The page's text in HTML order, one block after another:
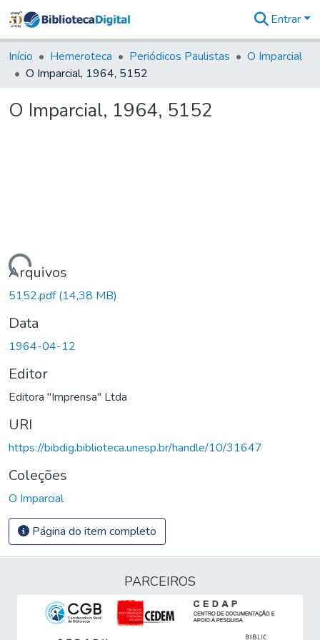
&
Coleções
Tudo na
Digital
Entrar
Início Hemeroteca Periódicos Paulistas
O Imparcial
O Imparcial, 1964, 5152
O Imparcial, 1964, 5152
Carregando...
Arquivos
5152.pdf(14,38 MB)
Data
1964-04-12
Editor
Editora "Imprensa" Ltda
URI
https://bibdig.biblioteca.unesp.br/handle/10/31647
Coleções
O Imparcial
Página do item completo
PARCEIROS